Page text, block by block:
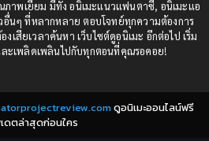
านวัย(6)
1981
1979
าพเยี่ยม มีทั้ง อนิเมะแนวแฟนตาซี, อนิเมะแอ
นๆ ที่หลากหลาย ตอบโจทย์ทุกความต้องการ
เสียเวลาค้นหา เว็บไซต์ดูอนิเมะ อีกต่อไป เริ่ม
ะเพลิดเพลินไปกับทุกตอนที่คุณรอคอย!
ดูอนิเมะออนไลน์ฟรี
ดตล่าสุดก่อนใคร